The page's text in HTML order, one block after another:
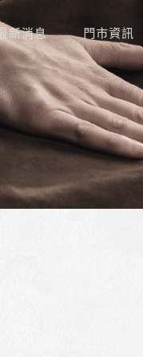
新消息 門市資訊